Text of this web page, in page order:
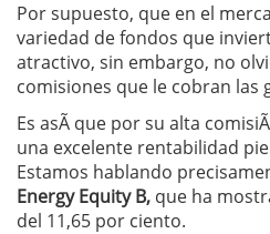
Por supuesto, que en el
variedad de fondos que
atractivo, sin embargo, no
comisiones que le cobran las
Es asÃ­ que por su alta
una excelente rentabilidad
Estamos hablando
Energy Equity B, que ha
del 11,65 por ciento.